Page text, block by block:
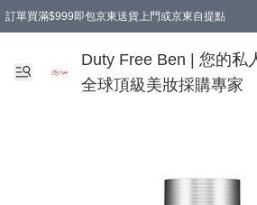
訂單買滿$999即包京東送貨上門或京東自提點
Duty Free Ben | 您的私
全球頂級美妝採購專家